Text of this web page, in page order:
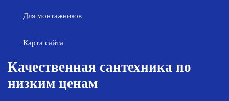
Для монтажников
Карта сайта
Качественная сантехника по
низким ценам